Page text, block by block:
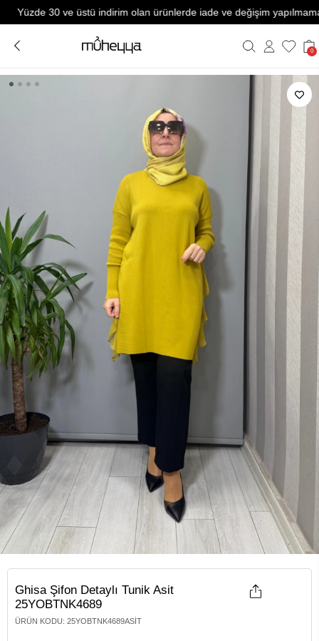
30 ve üstü indirim olan ürünlerde iade ve değişim
0
Ghisa Şifon Detaylı Tunik Asit
25YOBTNK4689
ÜRÜN KODU: 25YOBTNK4689ASIT